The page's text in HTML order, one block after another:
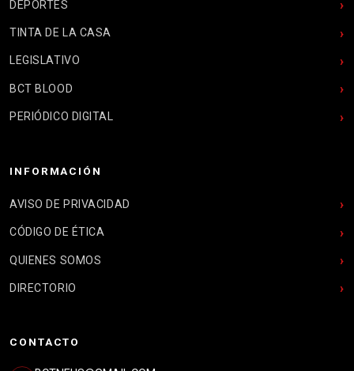
DEPORTES
TINTA DE LA CASA
LEGISLATIVO
BCT BLOOD
PERIÓDICO DIGITAL
INFORMACIÓN
AVISO DE PRIVACIDAD
CÓDIGO DE ÉTICA
QUIENES SOMOS
DIRECTORIO
CONTACTO